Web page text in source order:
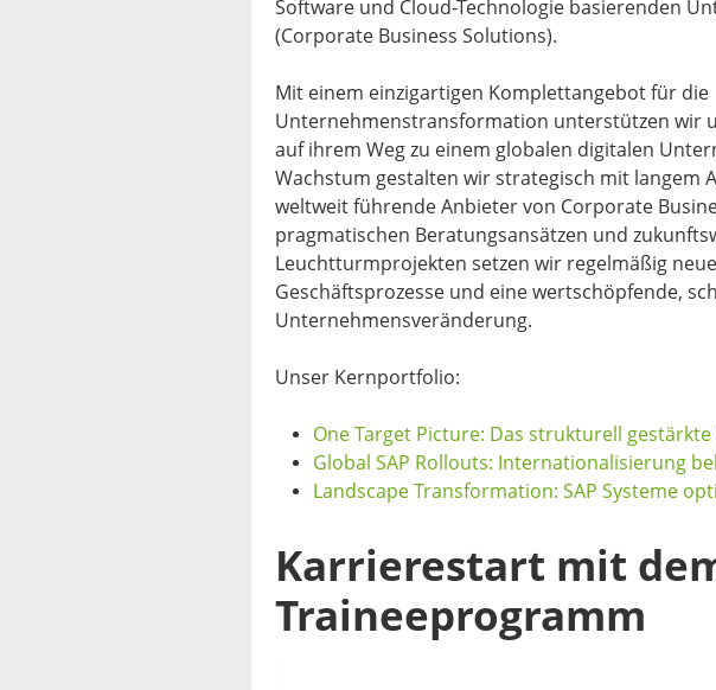
Software und Cloud-Technologie basierenden
(Corporate Business Solutions).
Mit einem einzigartigen Komplettangebot für die
Unternehmenstransformation unterstützen wir
auf ihrem Weg zu einem globalen digitalen
Wachstum gestalten wir strategisch mit langem
weltweit führende Anbieter von Corporate
pragmatischen Beratungsansätzen und
Leuchtturmprojekten setzen wir regelmäßig
Geschäftsprozesse und eine wertschöpfende,
Unternehmensveränderung.
Unser Kernportfolio:
One Target Picture: Das strukturell
Global SAP Rollouts: Internationalisierung
Landscape Transformation: SAP Systeme
Karrierestart mit
Traineeprogramm